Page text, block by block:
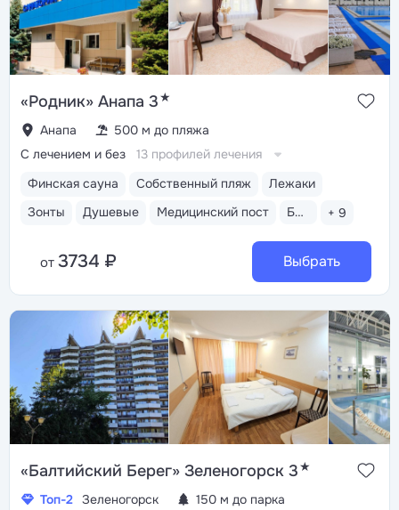
«Джуниор сюит», «Люкс» и «Апартаменты». Летом
работают закусочная «Жемчужина» и кафе «O`Cafe»
на набережной с панорамным видом на Чёрное море
«Родник» Анапа 3★
Анапа 500 м до пляжа
Финская сауна Собственный пляж
Лежаки
Зонты
Душевые Медицинский пост Бассейн открытый + 9
С лечением и без 13 профилей лечения
от 3734 ₽ Выбрать
«Балтийский Берег» Зеленогорск 3★
Топ-2 Зеленогорск
150 м до парка